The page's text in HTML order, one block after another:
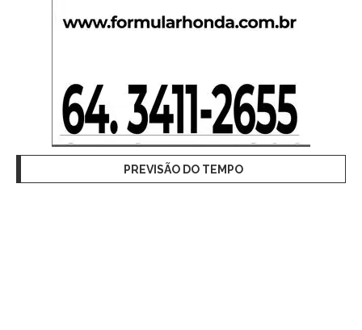
PREVISÃO DO TEMPO